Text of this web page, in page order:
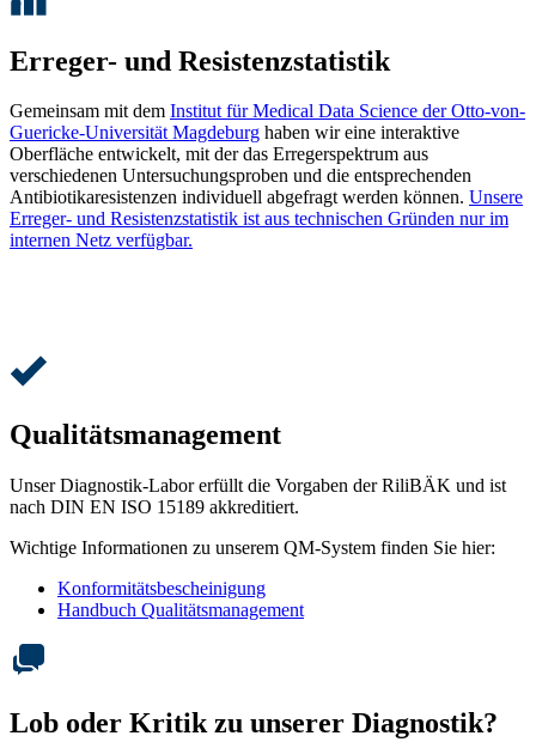
Erreger- und Resistenzstatistik
Gemeinsam mit dem Institut für Medical Data Science der Otto-von-
Guericke-Universität Magdeburg haben wir eine interaktive
Oberfläche entwickelt, mit der das Erregerspektrum aus
verschiedenen Untersuchungsproben und die entsprechenden
Antibiotikaresistenzen individuell abgefragt werden können. Unsere
Erreger- und Resistenzstatistik ist aus technischen Gründen nur im
internen Netz verfügbar.
Qualitätsmanagement
Unser Diagnostik-Labor erfüllt die Vorgaben der RiliBÄK und ist
nach DIN EN ISO 15189 akkreditiert.
Wichtige Informationen zu unserem QM-System finden Sie hier:
Konformitätsbescheinigung
Handbuch Qualitätsmanagement
Lob oder Kritik zu unserer Diagnostik?